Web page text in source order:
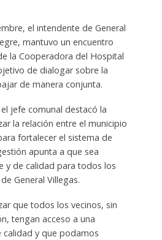
el intendente de General
mantuvo un encuentro
la Cooperadora del Hospital
de dialogar sobre la
de manera conjunta.
jefe comunal destacó la
la relación entre el municipio
fortalecer el sistema de
apunta a que sea
y de calidad para todos los
General Villegas.
que todos los vecinos, sin
tengan acceso a una
calidad y que podamos